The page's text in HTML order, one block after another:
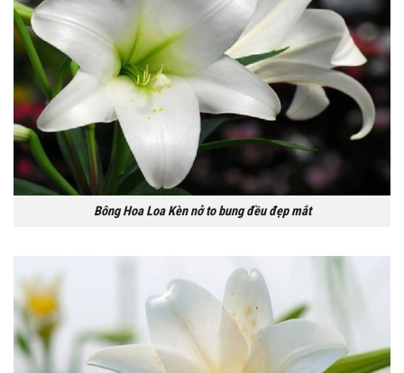
Bông Hoa Loa Kèn nở to bung đều đẹp mắt